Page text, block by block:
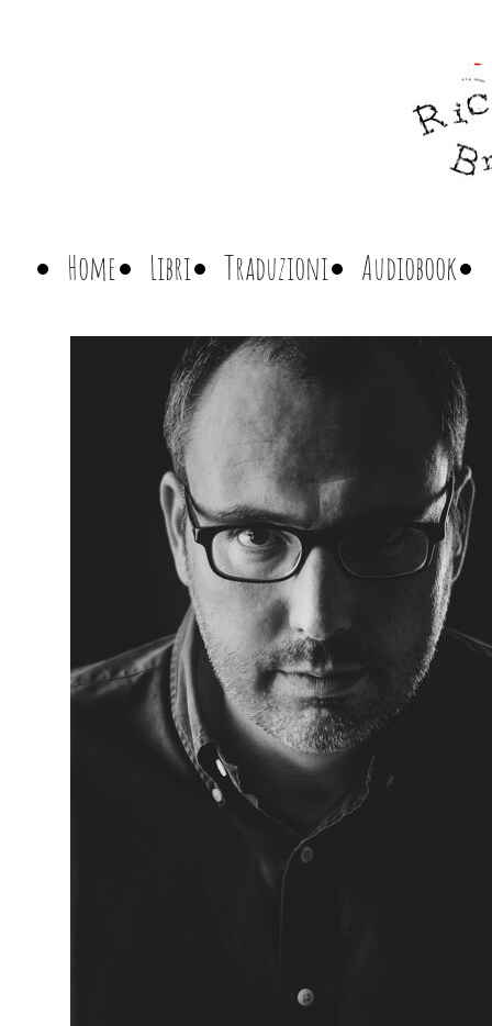
Home Libri Traduzioni Audiobook